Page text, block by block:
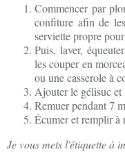
Commencer par
confiture afin de
serviette propre
Puis, laver,
les couper en
ou une casserole à
Ajouter le gélisuc et
Remuer pendant 7
Écumer et remplir à
Je vous mets l'étiquette à